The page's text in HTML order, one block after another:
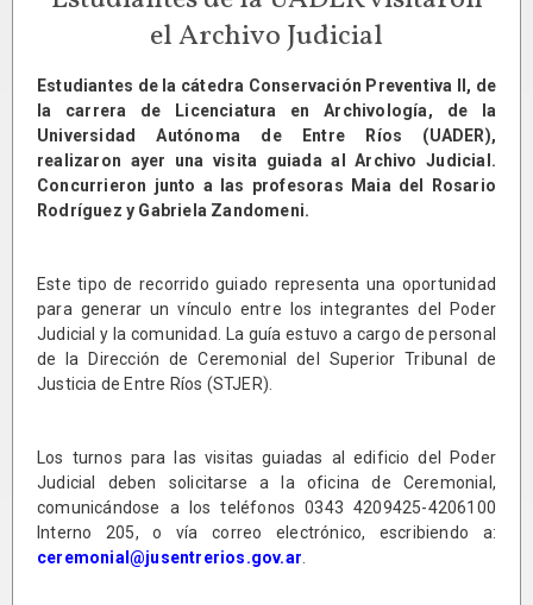
el Archivo Judicial
Estudiantes de la cátedra Conservación Preventiva II, de
la carrera de Licenciatura en Archivología, de la
Universidad Autónoma de Entre Ríos (UADER),
realizaron ayer una visita guiada al Archivo Judicial.
Concurrieron junto a las profesoras Maia del Rosario
Rodríguez y Gabriela Zandomeni.
Este tipo de recorrido guiado representa una oportunidad
para generar un vínculo entre los integrantes del Poder
Judicial y la comunidad. La guía estuvo a cargo de personal
de la Dirección de Ceremonial del Superior Tribunal de
Justicia de Entre Ríos (STJER).
Los turnos para las visitas guiadas al edificio del Poder
Judicial deben solicitarse a la oficina de Ceremonial,
comunicándose a los teléfonos 0343 4209425-4206100
Interno 205, o vía correo electrónico, escribiendo a:
ceremonial@jusentrerios.gov.ar